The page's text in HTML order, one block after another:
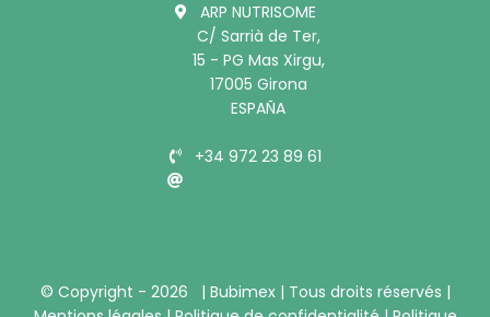
ARP NUTRISOME
C/ Sarrià de Ter,
15 - PG Mas Xirgu,
17005 Girona
ESPAÑA
+34 972 23 89 61
© Copyright - 2026 | Bubimex | Tous droits réservés |